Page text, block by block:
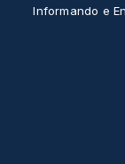
Informando e